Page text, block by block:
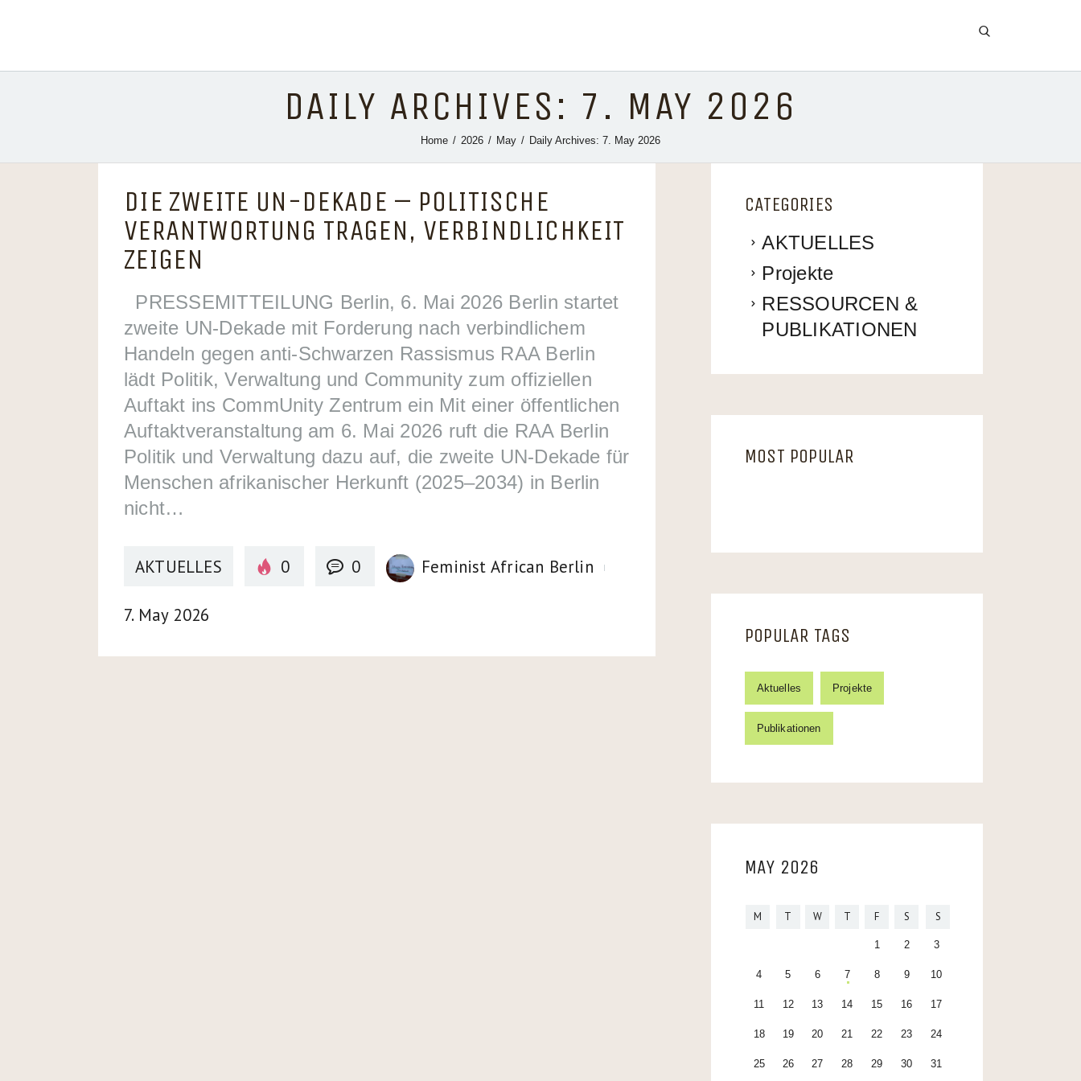
DAILY ARCHIVES: 7. MAY 2026
Home 2026 May Daily Archives: 7. May 2026
ADEFRA E.V.
MONATSTISCH
PROJEKTE
CUZ
ADEFRA &
FRIENDS
BÜCHERLISTE
&
RESSOURCEN
DIE ZWEITE UN-DEKADE – POLITISCHE
VERANTWORTUNG TRAGEN, VERBINDLICHKEIT
ZEIGEN
PRESSEMITTEILUNG Berlin, 6. Mai 2026 Berlin startet
zweite UN-Dekade mit Forderung nach verbindlichem
Handeln gegen anti-Schwarzen Rassismus RAA Berlin
lädt Politik, Verwaltung und Community zum offiziellen
Auftakt ins CommUnity Zentrum ein Mit einer öffentlichen
Auftaktveranstaltung am 6. Mai 2026 ruft die RAA Berlin
Politik und Verwaltung dazu auf, die zweite UN-Dekade für
Menschen afrikanischer Herkunft (2025–2034) in Berlin
nicht…
AKTUELLES 0 0 Feminist African Berlin
7. May 2026
CATEGORIES
AKTUELLES
Projekte
RESSOURCEN &
PUBLIKATIONEN
MOST POPULAR
POPULAR TAGS
Aktuelles Projekte
Publikationen
MAY 2026
M T W T F S S
1 2 3
4 5 6 7 8 9 10
11 12 13 14 15 16 17
18 19 20 21 22 23 24
25 26 27 28 29 30 31